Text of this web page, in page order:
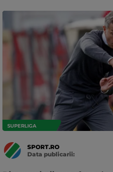
SUPERLIGA
SPORT.RO
Data publicarii: